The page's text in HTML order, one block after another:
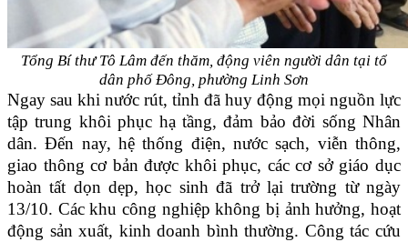
Tổng Bí thư Tô Lâm đến thăm, động viên người dân tại tổ
dân phố Đông, phường Linh Sơn
Ngay sau khi nước rút, tỉnh đã huy động mọi nguồn lực
tập trung khôi phục hạ tầng, đảm bảo đời sống Nhân
dân. Đến nay, hệ thống điện, nước sạch, viễn thông,
giao thông cơ bản được khôi phục, các cơ sở giáo dục
hoàn tất dọn dẹp, học sinh đã trở lại trường từ ngày
13/10. Các khu công nghiệp không bị ảnh hưởng, hoạt
động sản xuất, kinh doanh bình thường. Công tác cứu